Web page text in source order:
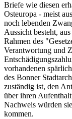
Briefe wie diesen
Osteuropa - meist
noch lebenden
Aussicht besteht,
Rahmen des
Verantwortung und
vorhandenen
des Bonner
zuständig ist, den
über ihren
Nachweis würden
kommen.